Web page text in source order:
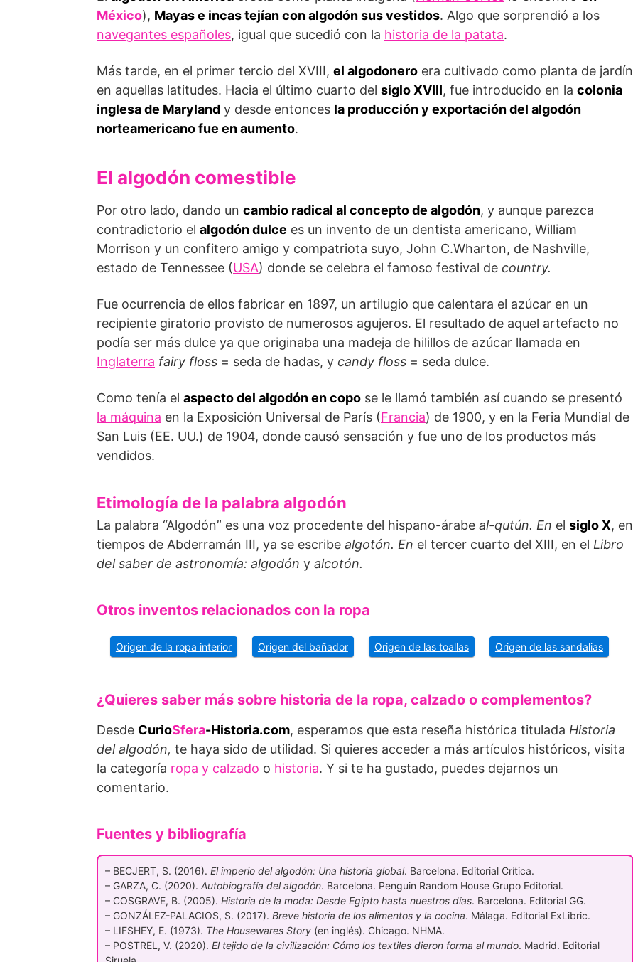
México), Mayas e incas tejían con algodón sus vestidos. Algo que sorprendió a los
navegantes españoles, igual que sucedió con la historia de la patata.
Más tarde, en el primer tercio del XVIII, el algodonero era cultivado como planta de jardín
en aquellas latitudes. Hacia el último cuarto del siglo XVIII, fue introducido en la colonia
inglesa de Maryland y desde entonces la producción y exportación del algodón
norteamericano fue en aumento.
El algodón comestible
Por otro lado, dando un cambio radical al concepto de algodón, y aunque parezca
contradictorio el algodón dulce es un invento de un dentista americano, William
Morrison y un confitero amigo y compatriota suyo, John C.Wharton, de Nashville,
estado de Tennessee (USA) donde se celebra el famoso festival de country.
Fue ocurrencia de ellos fabricar en 1897, un artilugio que calentara el azúcar en un
recipiente giratorio provisto de numerosos agujeros. El resultado de aquel artefacto no
podía ser más dulce ya que originaba una madeja de hilillos de azúcar llamada en
Inglaterra fairy floss = seda de hadas, y candy floss = seda dulce.
Como tenía el aspecto del algodón en copo se le llamó también así cuando se presentó
la máquina en la Exposición Universal de París (Francia) de 1900, y en la Feria Mundial de
San Luis (EE. UU.) de 1904, donde causó sensación y fue uno de los productos más
vendidos.
Etimología de la palabra algodón
La palabra “Algodón” es una voz procedente del hispano-árabe al-qutún. En el siglo X, en
tiempos de Abderramán III, ya se escribe algotón. En el tercer cuarto del XIII, en el Libro
del saber de astronomía: algodón y alcotón.
Otros inventos relacionados con la ropa
Origen de la ropa interior Origen del bañador Origen de las toallas Origen de las sandalias
¿Quieres saber más sobre historia de la ropa, calzado o complementos?
Desde CurioSfera-Historia.com, esperamos que esta reseña histórica titulada Historia
del algodón, te haya sido de utilidad. Si quieres acceder a más artículos históricos, visita
la categoría ropa y calzado o historia. Y si te ha gustado, puedes dejarnos un
comentario.
Fuentes y bibliografía
– BECJERT, S. (2016). El imperio del algodón: Una historia global. Barcelona. Editorial Crítica.
– GARZA, C. (2020). Autobiografía del algodón. Barcelona. Penguin Random House Grupo Editorial.
– COSGRAVE, B. (2005). Historia de la moda: Desde Egipto hasta nuestros días. Barcelona. Editorial GG.
– GONZÁLEZ-PALACIOS, S. (2017). Breve historia de los alimentos y la cocina. Málaga. Editorial ExLibric.
– LIFSHEY, E. (1973). The Housewares Story (en inglés). Chicago. NHMA.
– POSTREL, V. (2020). El tejido de la civilización: Cómo los textiles dieron forma al mundo. Madrid. Editorial